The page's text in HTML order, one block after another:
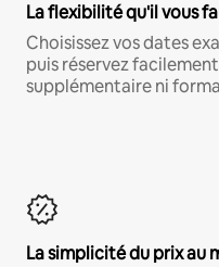
La flexibilité qu'il vous
Choisissez vos dates
puis réservez
supplémentaire ni
La simplicité du prix au